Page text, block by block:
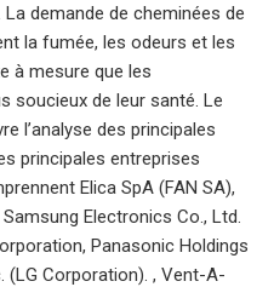
demande de cheminées de
la fumée, les odeurs et les
à mesure que les
soucieux de leur santé. Le
l’analyse des principales
principales entreprises
Elica SpA (FAN SA),
Electronics Co., Ltd.
Panasonic Holdings
(LG Corporation). , Vent-A-